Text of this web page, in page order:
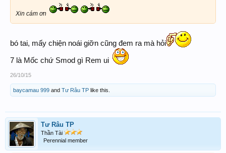
Xin cám ơn
bó tai, mấy chiện noái giỡn cũng đem ra mà hỏi
7 là Mốc chứ Smod gì Rem ui
26/10/15
baycamau 999 and Tư Râu TP like this.
Tư Râu TP
Thần Tài
Perennial member